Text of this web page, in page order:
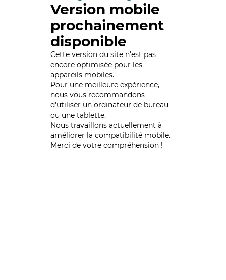
Version mobile
prochainement
disponible
Cette version du site n’est pas
encore optimisée pour les
appareils mobiles.
Pour une meilleure expérience,
nous vous recommandons
d'utiliser un ordinateur de bureau
ou une tablette.
Nous travaillons actuellement à
améliorer la compatibilité mobile.
Merci de votre compréhension !